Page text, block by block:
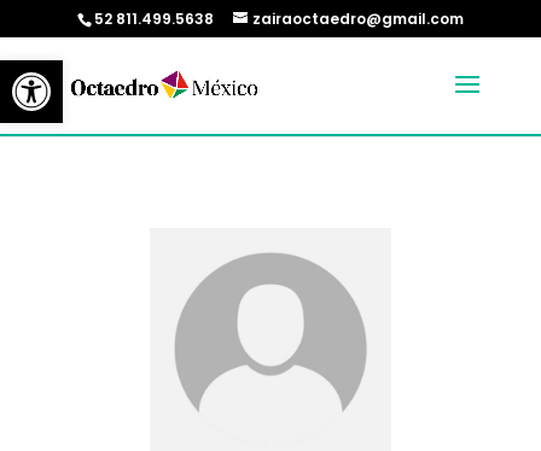
Abrir barra de herramientas
52 811.499.5638 zairaoctaedro@gmail.com